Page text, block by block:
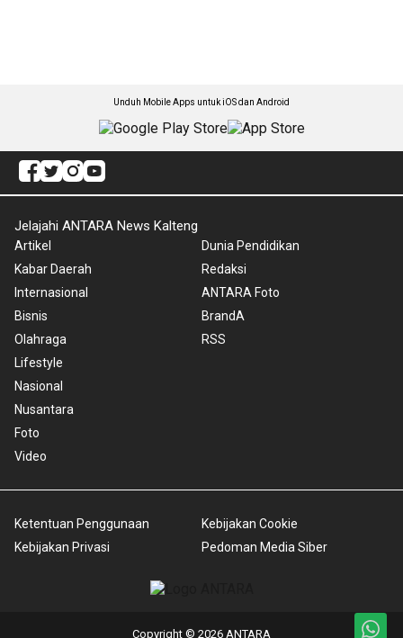
Unduh Mobile Apps untuk iOS dan Android
Jelajahi ANTARA News Kalteng
Artikel
Kabar Daerah
Internasional
Bisnis
Olahraga
Lifestyle
Nasional
Nusantara
Foto
Video
Dunia Pendidikan
Redaksi
ANTARA Foto
BrandA
RSS
Ketentuan Penggunaan
Kebijakan Privasi
Kebijakan Cookie
Pedoman Media Siber
Copyright © 2026 ANTARA